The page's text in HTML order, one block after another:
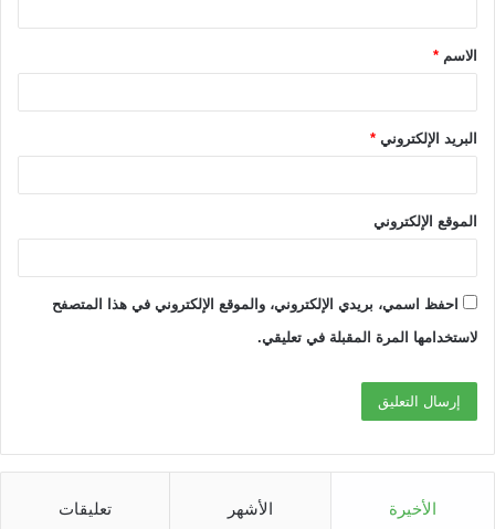
ق
*الاسم *
البريد الإلكتروني *
الموقع الإلكتروني
احفظ اسمي، بريدي الإلكتروني، والموقع الإلكتروني في هذا المتصفح
لاستخدامها المرة المقبلة في تعليقي.
الأخيرة الأشهر تعليقات